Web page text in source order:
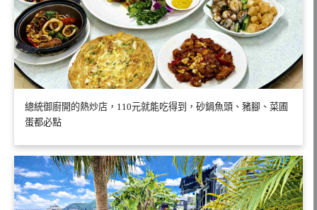
總統御廚開的熱炒店，110元就能吃得到，砂鍋魚頭、豬腳、菜圃
蛋都必點